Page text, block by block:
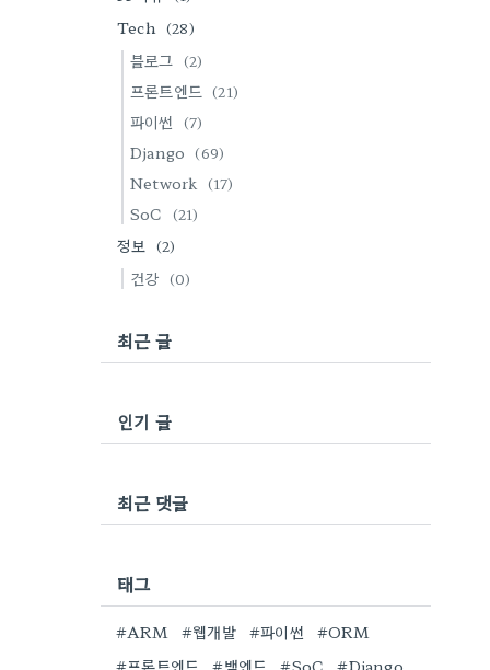
Tech (28)
블로그 (2)
프론트엔드 (21)
파이썬 (7)
Django (69)
Network (17)
SoC (21)
정보 (2)
건강 (0)
최근 글
인기 글
최근 댓글
태그
#ARM #웹개발 #파이썬
#ORM
#프론트엔드
#백엔드 #SoC #Django